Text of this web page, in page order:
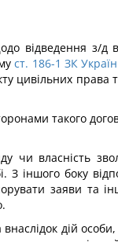
відведення з/д
ст. 186-1 ЗК
цивільних
такого
чи власність
іншого боку
заяви та
дій